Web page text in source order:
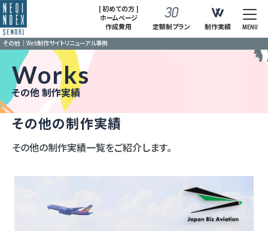
[ 初めての方 ]
ホームページ
作成費用
定額制プラン 制作実績 MENU
その他｜Web制作サイトリニューアル事例
Works
その他 制作実績
その他の制作実績
その他の制作実績一覧をご紹介します。